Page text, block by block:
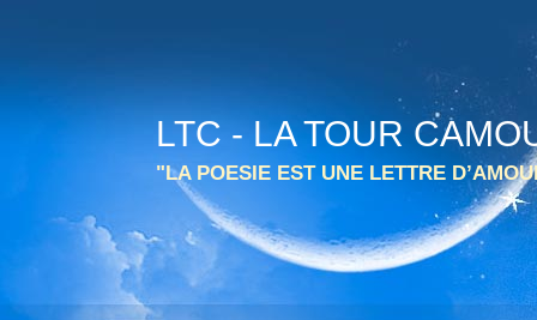
LTC - LA TOUR
"LA POESIE EST UNE LETTRE